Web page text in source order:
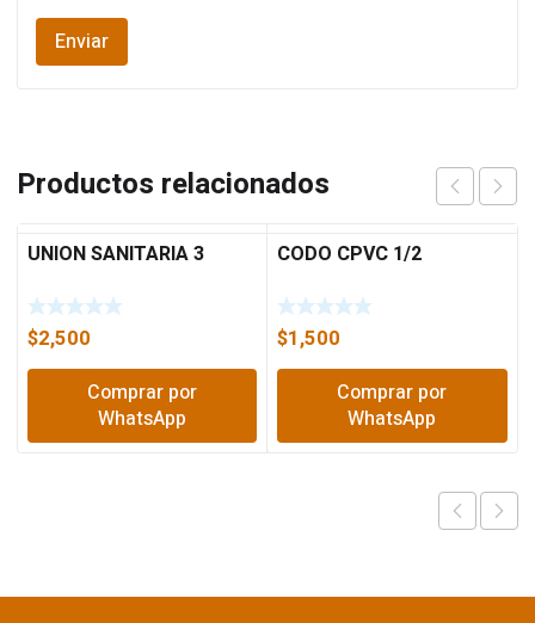
Productos relacionados
UNION SANITARIA 3
$2,500
Comprar por
WhatsApp
CODO CPVC 1/2
$1,500
Comprar por
WhatsApp